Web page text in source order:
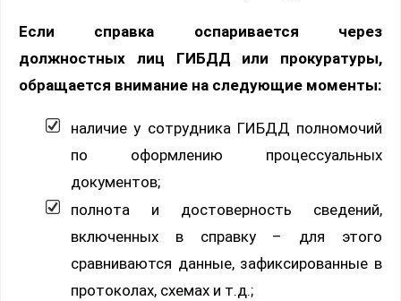
Если справка оспаривается через
должностных лиц ГИБДД или прокуратуры,
обращается внимание на следующие моменты:
наличие у сотрудника ГИБДД полномочий
по оформлению процессуальных
документов;
полнота и достоверность сведений,
включенных в справку – для этого
сравниваются данные, зафиксированные в
протоколах, схемах и т.д.;